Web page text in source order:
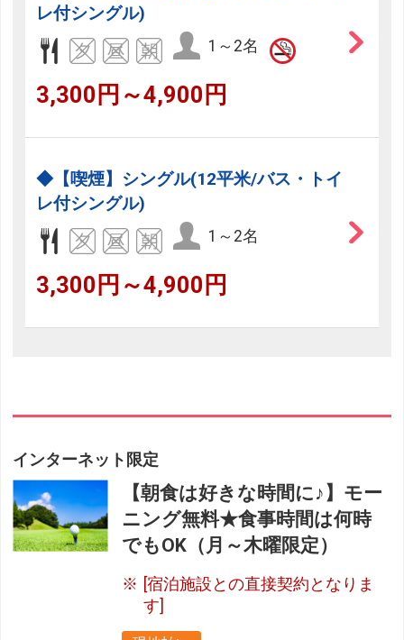
レ付シングル)
1～2名
3,300円～4,900円
◆【喫煙】シングル(12平米/バス・トイ
レ付シングル)
1～2名
3,300円～4,900円
インターネット限定
【朝食は好きな時間に♪】モー
ニング無料★食事時間は何時
でもOK（月～木曜限定）
[宿泊施設との直接契約となりま
す]